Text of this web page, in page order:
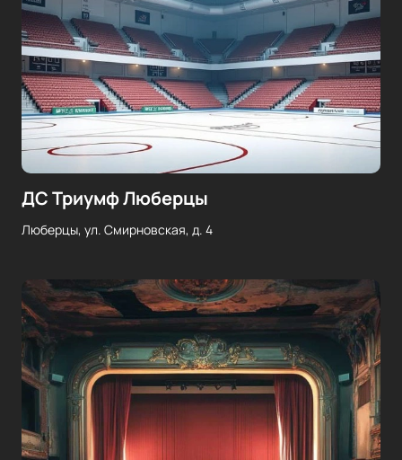
ДС Триумф Люберцы
Люберцы, ул. Смирновская, д. 4